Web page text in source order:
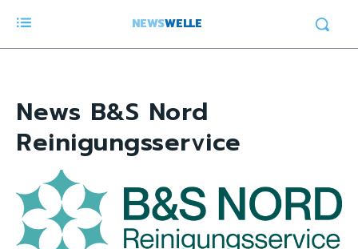
NEWSWELLE
News B&S Nord
Reinigungsservice